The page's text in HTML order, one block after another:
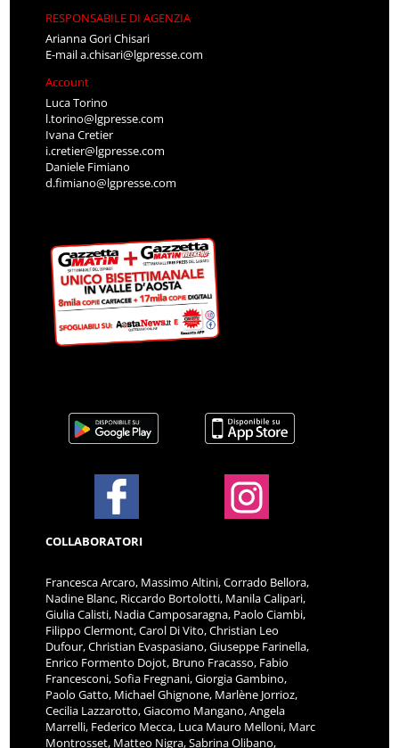
RESPONSABILE DI AGENZIA
Arianna Gori Chisari
E-maila.chisari@lgpresse.com
Account
Luca Torino
l.torino@lgpresse.com
Ivana Cretier
i.cretier@lgpresse.com
Daniele Fimiano
d.fimiano@lgpresse.com
COLLABORATORI
Francesca Arcaro, Massimo Altini, Corrado Bellora,
Nadine Blanc, Riccardo Bortolotti, Manila Calipari,
Giulia Calisti, Nadia Camposaragna, Paolo Ciambi,
Filippo Clermont, Carol Di Vito, Christian Leo
Dufour, Christian Evaspasiano, Giuseppe Farinella,
Enrico Formento Dojot, Bruno Fracasso, Fabio
Francesconi, Sofia Fregnani, Giorgia Gambino,
Paolo Gatto, Michael Ghignone, Marlène Jorrioz,
Cecilia Lazzarotto, Giacomo Mangano, Angela
Marrelli, Federico Mecca, Luca Mauro Melloni, Marc
Montrosset, Matteo Nigra, Sabrina Olibano,